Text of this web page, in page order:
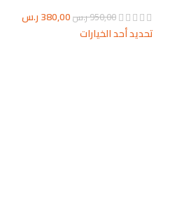
950,00ر.س380,00ر.س
تحديد أحد الخيارات